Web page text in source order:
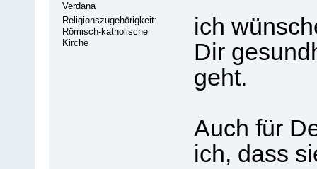
Verdana
Religionszugehörigkeit:
Römisch-katholische
Kirche
ich
Dir
geht.
Auch für
ich, dass